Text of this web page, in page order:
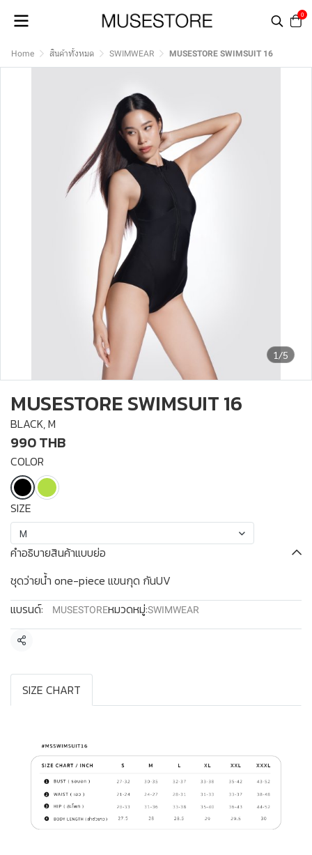
0
Home สินค้าทั้งหมด SWIMWEAR MUSESTORE SWIMSUIT 16
1/5
MUSESTORE SWIMSUIT 16
BLACK, M
990 THB
COLOR
SIZE
M
คำอธิบายสินค้าแบบย่อ
ชุดว่ายน้ำ one-piece แขนกุด กันUV
แบรนด์:
MUSESTOREหมวดหมู่:SWIMWEAR
แชร์
SIZE CHART